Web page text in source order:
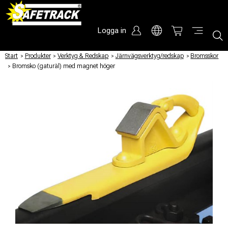
Logga in
Start / Produkter / Verktyg & Redskap / Järnvägsverktyg/redskap / Bromsskor
/ Bromsko (gaturäl) med magnet höger